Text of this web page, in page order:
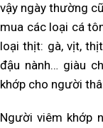
vậy ngày thường
mua các loại cá
loại thịt: gà, vịt,
đậu nành… giàu
khớp cho người
Người viêm khớp